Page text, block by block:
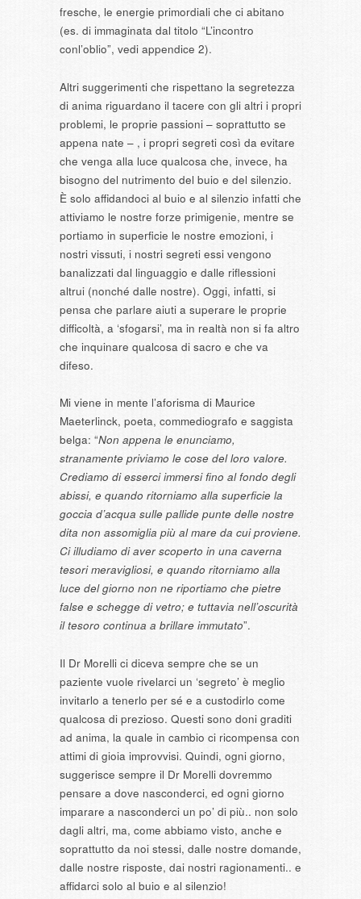
fresche, le energie primordiali che ci abitano
(es. di immaginata dal titolo “L’incontro
conl’oblio”, vedi appendice 2).
Altri suggerimenti che rispettano la segretezza
di anima riguardano il tacere con gli altri i propri
problemi, le proprie passioni – soprattutto se
appena nate – , i propri segreti così da evitare
che venga alla luce qualcosa che, invece, ha
bisogno del nutrimento del buio e del silenzio.
È solo affidandoci al buio e al silenzio infatti che
attiviamo le nostre forze primigenie, mentre se
portiamo in superficie le nostre emozioni, i
nostri vissuti, i nostri segreti essi vengono
banalizzati dal linguaggio e dalle riflessioni
altrui (nonché dalle nostre). Oggi, infatti, si
pensa che parlare aiuti a superare le proprie
difficoltà, a ‘sfogarsi’, ma in realtà non si fa altro
che inquinare qualcosa di sacro e che va
difeso.
Mi viene in mente l’aforisma di Maurice
Maeterlinck, poeta, commediografo e saggista
belga: “Non appena le enunciamo,
stranamente priviamo le cose del loro valore.
Crediamo di esserci immersi fino al fondo degli
abissi, e quando ritorniamo alla superficie la
goccia d’acqua sulle pallide punte delle nostre
dita non assomiglia più al mare da cui proviene.
Ci illudiamo di aver scoperto in una caverna
tesori meravigliosi, e quando ritorniamo alla
luce del giorno non ne riportiamo che pietre
false e schegge di vetro; e tuttavia nell’oscurità
il tesoro continua a brillare immutato”.
Il Dr Morelli ci diceva sempre che se un
paziente vuole rivelarci un ‘segreto’ è meglio
invitarlo a tenerlo per sé e a custodirlo come
qualcosa di prezioso. Questi sono doni graditi
ad anima, la quale in cambio ci ricompensa con
attimi di gioia improvvisi. Quindi, ogni giorno,
suggerisce sempre il Dr Morelli dovremmo
pensare a dove nasconderci, ed ogni giorno
imparare a nasconderci un po’ di più.. non solo
dagli altri, ma, come abbiamo visto, anche e
soprattutto da noi stessi, dalle nostre domande,
dalle nostre risposte, dai nostri ragionamenti.. e
affidarci solo al buio e al silenzio!